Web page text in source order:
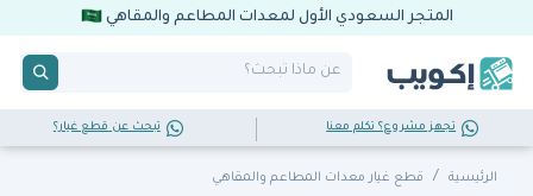
المتجر السعودي الأول لمعدات المطاعم والمقاهي
تجهز مشروع؟ تكلم معنا تبحث عن قطع غيار؟
الرئيسية قطع غيار معدات المطاعم والمقاهي